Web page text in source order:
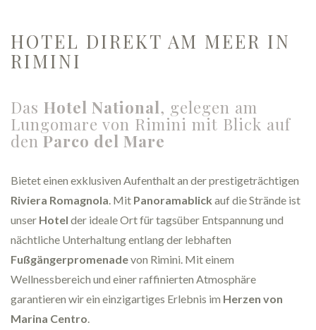
HOTEL DIREKT AM MEER IN
RIMINI
Das Hotel National, gelegen am
Lungomare von Rimini mit Blick auf
den Parco del Mare
Bietet einen exklusiven Aufenthalt an der prestigeträchtigen
Riviera Romagnola . Mit Panoramablick auf die Strände ist
unser Hotel der ideale Ort für tagsüber Entspannung und
nächtliche Unterhaltung entlang der lebhaften
Fußgängerpromenadevon Rimini. Mit einem
Wellnessbereich und einer raffinierten Atmosphäre
garantieren wir ein einzigartiges Erlebnis im Herzen von
Marina Centro